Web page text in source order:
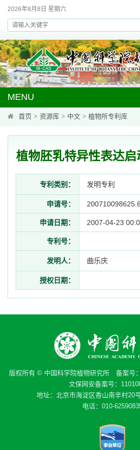
2026年8月8日 星期六
MENU
首页 > 资源库 > 中文 > 植物所专利库
植物胚乳特异性表达启
专利类别： 发明专利
申请号： 200710098625.6
申请日期： 2007-04-23
专利号：
发明人： 曲乐庆
授权日期：
版权所有 © 中国科学院植物研究所 备案号：
文保网安备案号：
地址：北京市海淀区香山南辛村20
电话：010-